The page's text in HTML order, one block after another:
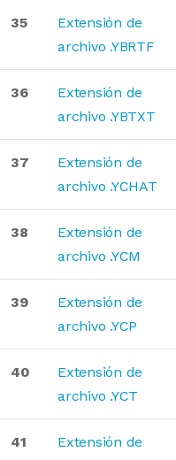
35
Extensión de
archivo .YBRTF
36
Extensión de
archivo .YBTXT
37
Extensión de
archivo .YCHAT
38
Extensión de
archivo .YCM
39
Extensión de
archivo .YCP
40
Extensión de
archivo .YCT
41
Extensión de